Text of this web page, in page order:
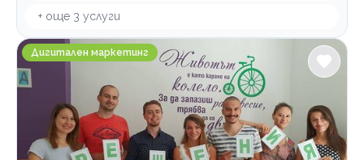
+ още 3 услуги
Reshenia.com
Дигитален маркетинг